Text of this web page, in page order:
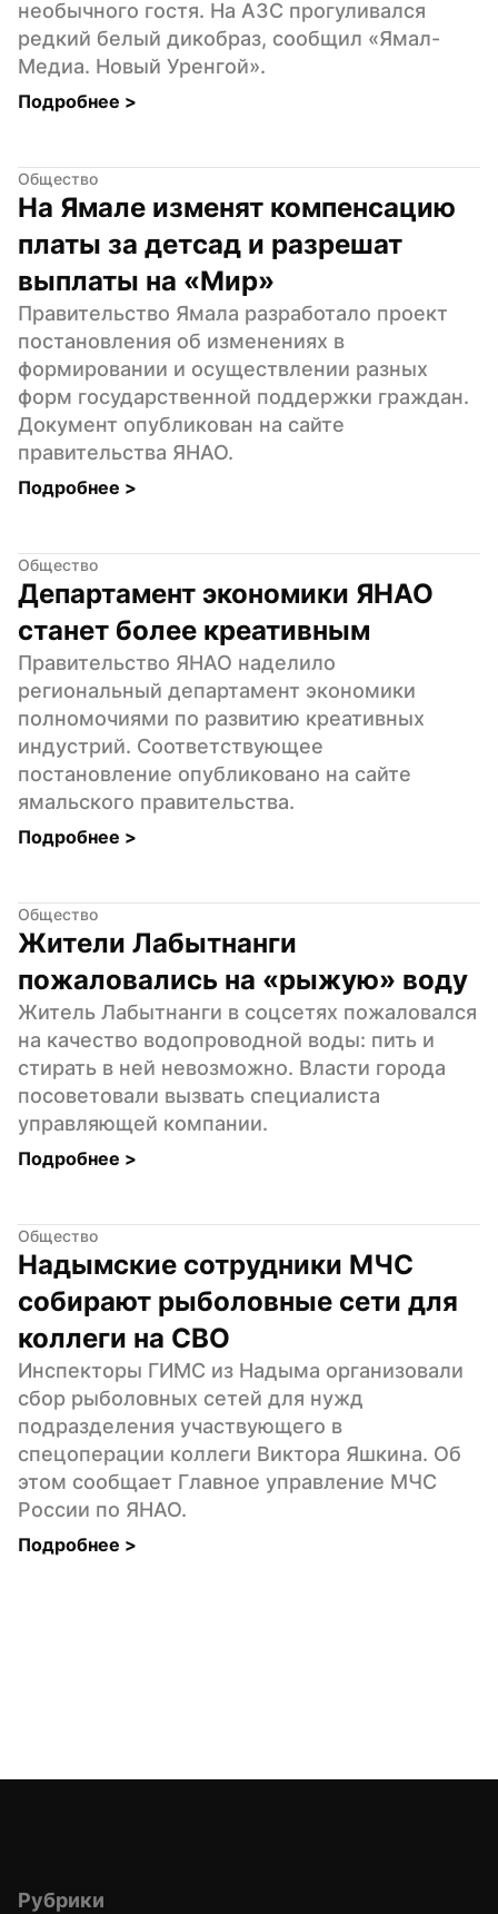
необычного гостя. На АЗС прогуливался
редкий белый дикобраз, сообщил «Ямал-
Медиа. Новый Уренгой».
Подробнее >
Общество
На Ямале изменят компенсацию
платы за детсад и разрешат
выплаты на «Мир»
Правительство Ямала разработало проект
постановления об изменениях в
формировании и осуществлении разных
форм государственной поддержки граждан.
Документ опубликован на сайте
правительства ЯНАО.
Подробнее >
Общество
Департамент экономики ЯНАО
станет более креативным
Правительство ЯНАО наделило
региональный департамент экономики
полномочиями по развитию креативных
индустрий. Соответствующее
постановление опубликовано на сайте
ямальского правительства.
Подробнее >
Общество
Жители Лабытнанги
пожаловались на «рыжую» воду
Житель Лабытнанги в соцсетях пожаловался
на качество водопроводной воды: пить и
стирать в ней невозможно. Власти города
посоветовали вызвать специалиста
управляющей компании.
Подробнее >
Общество
Надымские сотрудники МЧС
собирают рыболовные сети для
коллеги на СВО
Инспекторы ГИМС из Надыма организовали
сбор рыболовных сетей для нужд
подразделения участвующего в
спецоперации коллеги Виктора Яшкина. Об
этом сообщает Главное управление МЧС
России по ЯНАО.
Подробнее >
Рубрики